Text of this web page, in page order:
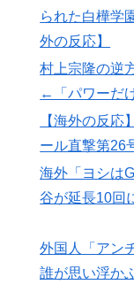
▶
【海外の反応
争で柵越えを
な…」
インドネシア
海外「不思議
始めた欧米に
海外「日本の
ってるの？」
だったので
られた白樺学
外の反応】
村上宗隆の逆
←「パワーだ
【海外の反応
ール直撃第26
海外「ヨシは
谷が延長10回
外国人「アン
誰が思い浮か